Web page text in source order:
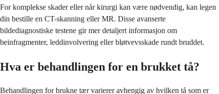
For komplekse skader eller når kirurgi kan være nødvendig, kan legen
din bestille en CT-skanning eller MR. Disse avanserte
bildediagnostiske testene gir mer detaljert informasjon om
beinfragmenter, leddinvolvering eller bløtvevsskade rundt bruddet.
Hva er behandlingen for en brukket tå?
Behandlingen for brukne tær varierer avhengig av hvilken tå som er